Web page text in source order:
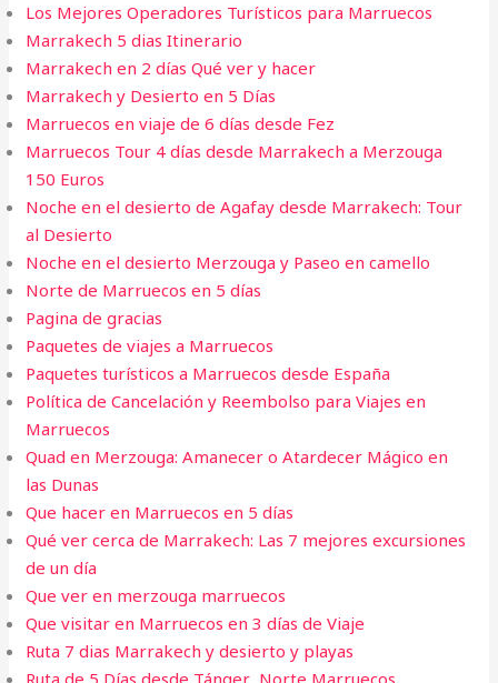
Los Mejores Operadores Turísticos para Marruecos
Marrakech 5 dias​ Itinerario
Marrakech en 2 días Qué ver y hacer
Marrakech y Desierto en 5 Días
Marruecos en viaje de 6 días desde Fez
Marruecos Tour 4 días desde Marrakech a Merzouga
150 Euros
Noche en el desierto de Agafay desde Marrakech: Tour
al Desierto
Noche en el desierto Merzouga y Paseo en camello
Norte de Marruecos en 5 días
Pagina de gracias
Paquetes de viajes a Marruecos
Paquetes turísticos a Marruecos desde España
Política de Cancelación y Reembolso para Viajes en
Marruecos
Quad en Merzouga: Amanecer o Atardecer Mágico en
las Dunas
Que hacer en Marruecos en 5 días
Qué ver cerca de Marrakech: Las 7 mejores excursiones
de un día
Que ver en merzouga marruecos
Que visitar en Marruecos en 3 días de Viaje
Ruta 7 dias Marrakech y desierto y playas